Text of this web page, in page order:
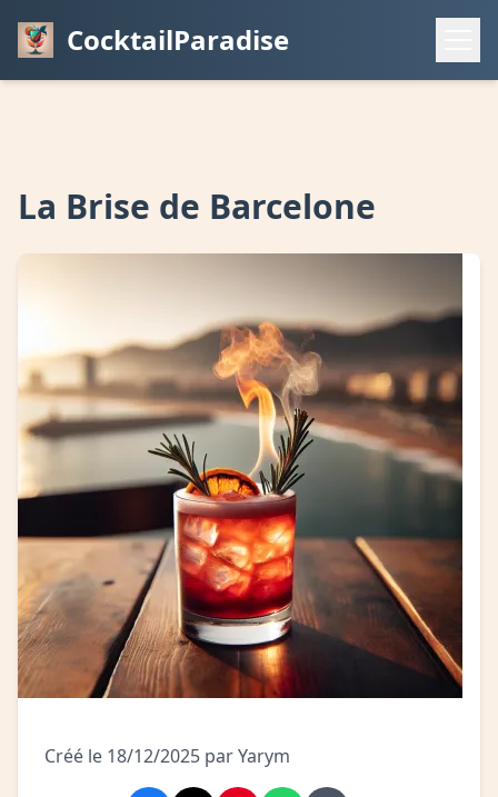
CocktailParadise
La Brise de Barcelone
Créé le 18/12/2025 par Yarym